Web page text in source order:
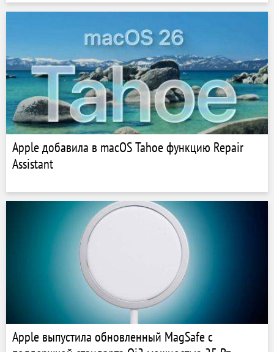
Apple добавила в macOS Tahoe функцию Repair
Assistant
Apple выпустила обновленный MagSafe с